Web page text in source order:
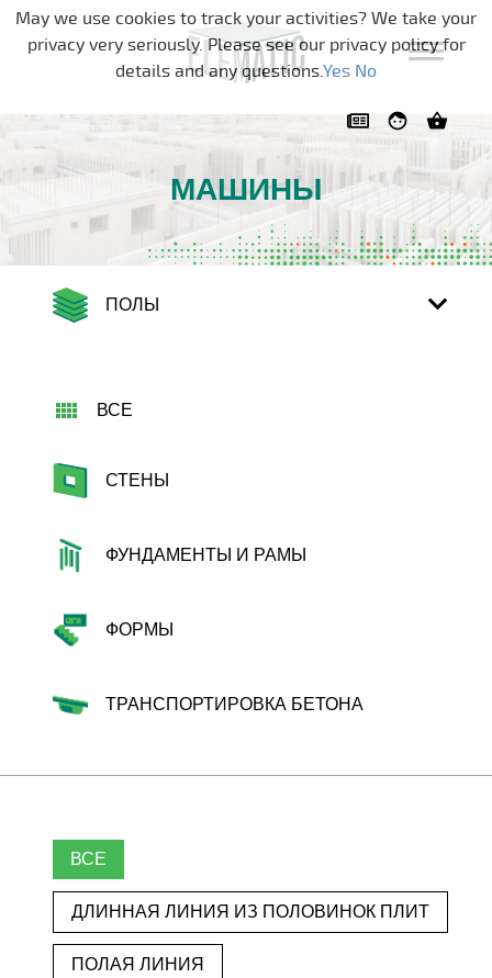
Skip navigation
МАШИНЫ
ПОЛЫ
ВСЕ
СТЕНЫ
ФУНДАМЕНТЫ И РАМЫ
ФОРМЫ
ТРАНСПОРТИРОВКА БЕТОНА
ВСЕ
ДЛИННАЯ ЛИНИЯ ИЗ ПОЛОВИНОК ПЛИТ
ПОЛАЯ ЛИНИЯ
May we use cookies to track your activities? We take your
privacy very seriously. Please see our privacy policy for
details and any questions.Yes No